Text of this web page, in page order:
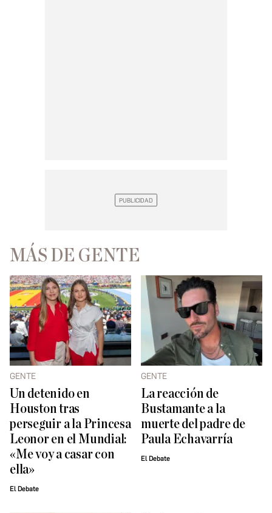
MÁS DE GENTE
GENTE
Un detenido en
Houston tras
perseguir a la Princesa
Leonor en el Mundial:
«Me voy a casar con
ella»
El Debate
GENTE
La reacción de
Bustamante a la
muerte del padre de
Paula Echavarría
El Debate